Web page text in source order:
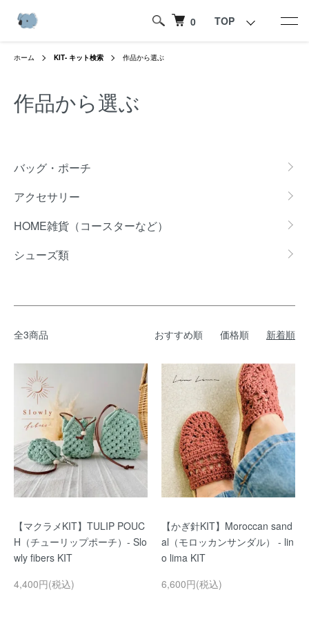
0 TOP
ホーム KIT- キット検索 作品から選ぶ
作品から選ぶ
バッグ・ポーチ
アクセサリー
HOME雑貨（コースターなど）
シューズ類
全3商品 おすすめ順 価格順 新着順
【マクラメKIT】TULIP POUC
H（チューリップポーチ）- Slo
wly fibers KIT
4,400円(税込)
【かぎ針KIT】Moroccan sand
al（モロッカンサンダル） - lin
o lima KIT
6,600円(税込)